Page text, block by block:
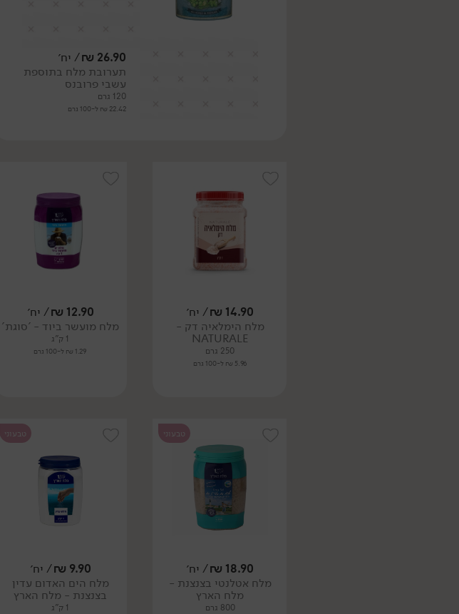
26.90
₪/ יח׳
תערובת מלח בתוספת
עשבי פרובנס
120 גרם
22.42 ₪ ל-100 גרם
14.90
₪/ יח׳
מלח הימלאיה דק -
NATURALE
250 גרם
5.96 ₪ ל-100 גרם
12.90
₪/ יח׳
מלח מועשר ביוד - 'סוגת'
1 ק"ג
1.29 ₪ ל-100 גרם
טבעוני
18.90
₪/ יח׳
מלח אטלנטי בצנצנת -
מלח הארץ
800 גרם
טבעוני
9.90
₪/ יח׳
מלח הים האדום עדין
בצנצנת - מלח הארץ
1 ק"ג